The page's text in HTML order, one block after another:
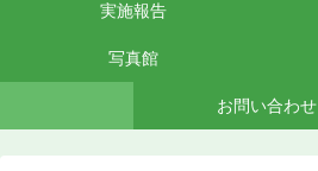
実施報告
写真館
お問い合わせ